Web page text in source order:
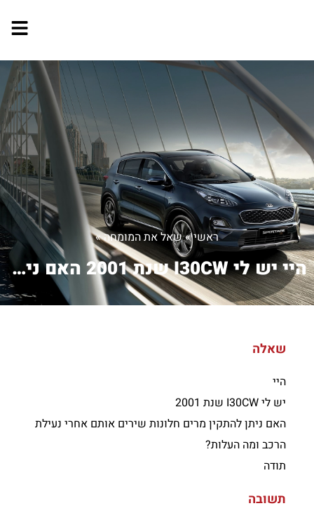
ראשי»שאל את המומחה»
היי יש לי I30CW שנת 2001 האם ניתן ל...
שאלה
היי
יש לי I30CW שנת 2001
האם ניתן להתקין מרים חלונות שירים אותם אחרי נעילת
הרכב ומה העלות?
תודה
תשובה